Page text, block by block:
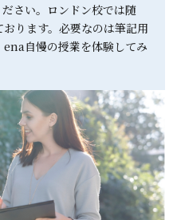
さい。ロンドン校では随
ります。必要なのは筆記用
自慢の授業を体験してみ